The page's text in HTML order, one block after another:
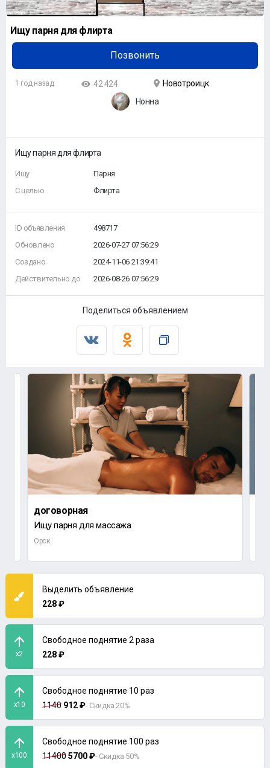
Ищу парня для флирта
Позвонить
1 год назад 42 424
Новотроицк
Нонна
Ищу парня для флирта
Ищу
С целью
Парня
Флирта
ID объявления
Обновлено
Создано
Действительно до
498717
2026-07-27 07:56:29
2024-11-06 21:39:41
2026-08-26 07:56:29
Поделиться объявлением
договорная
Ищу парня для массажа
Орск
Выделить объявление
228 ₽
x2
Свободное поднятие 2 раза
228 ₽
x10
Свободное поднятие 10 раз
1140 912 ₽- Скидка 20%
x100
Свободное поднятие 100 раз
114005700 ₽- Скидка 50%